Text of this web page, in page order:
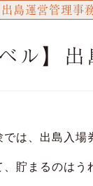
出島運営管理事
ベル】
は、出島入
貯まるのはう